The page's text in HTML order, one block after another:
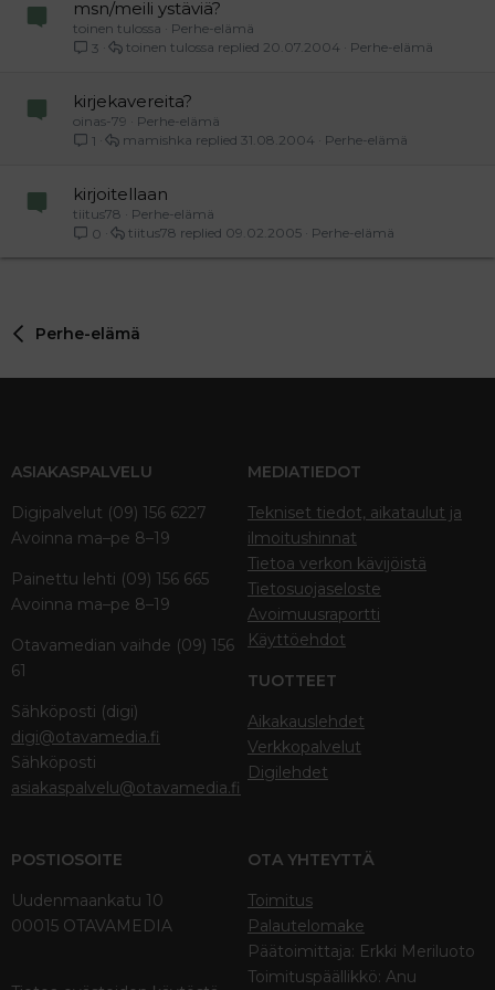
msn/meili ystäviä?
toinen tulossa
Perhe-elämä
3
Perhe-elämä
20.07.2004
toinen tulossa
kirjekavereita?
oinas-79
Perhe-elämä
1
Perhe-elämä
31.08.2004
mamishka
kirjoitellaan
tiitus78
Perhe-elämä
0
Perhe-elämä
09.02.2005
tiitus78
Perhe-elämä
ASIAKASPALVELU
Digipalvelut (09) 156 6227
Avoinna ma–pe 8–19
Painettu lehti (09) 156 665
Avoinna ma–pe 8–19
Otavamedian vaihde (09) 156
61
Sähköposti (digi)
digi@otavamedia.fi
Sähköposti
asiakaspalvelu@otavamedia.fi
MEDIATIEDOT
Tekniset tiedot, aikataulut ja
ilmoitushinnat
Tietoa verkon kävijöistä
Tietosuojaseloste
Avoimuusraportti
Käyttöehdot
TUOTTEET
Aikakauslehdet
Verkkopalvelut
Digilehdet
POSTIOSOITE
Uudenmaankatu 10
00015 OTAVAMEDIA
OTA YHTEYTTÄ
Toimitus
Palautelomake
Päätoimittaja: Erkki Meriluoto
Toimituspäällikkö: Anu